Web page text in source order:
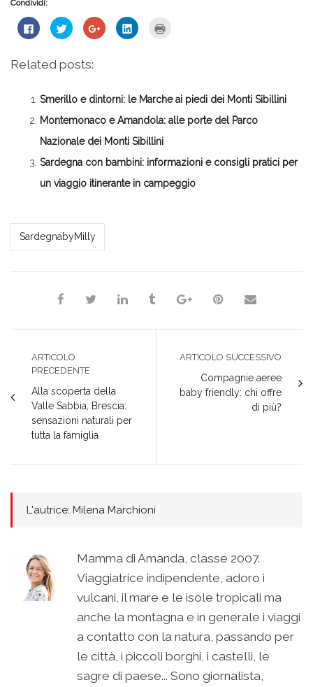
Condividi:
Fai
clic
su
Facebook
in
una
finestra)
Fai
clic
condividere
su
apre
in
nuova
finestra)
Fai
clic
apre
in
nuova
finestra)
Fai
clic
apre
in
nuova
finestra)
nuova
Related posts:
Smerillo e dintorni: le Marche ai piedi dei Monti Sibillini
Montemonaco e Amandola: alle porte del Parco
Nazionale dei Monti Sibillini
Sardegna con bambini: informazioni e consigli pratici per
un viaggio itinerante in campeggio
Milena Marchioni
SardegnabyMilly
ARTICOLO
PRECEDENTE
Alla scoperta della
Valle Sabbia, Brescia:
sensazioni naturali per
tutta la famiglia
ARTICOLO SUCCESSIVO
Compagnie aeree
baby friendly: chi offre
di più?
L'autrice: Milena Marchioni
Mamma di Amanda, classe 2007.
Viaggiatrice indipendente, adoro i
vulcani, il mare e le isole tropicali ma
anche la montagna e in generale i viaggi
a contatto con la natura, passando per
le città, i piccoli borghi, i castelli, le
sagre di paese... Sono giornalista,